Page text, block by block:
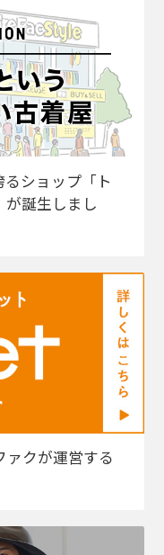
ショップ「ト
が誕生しまし
ァクが運営する